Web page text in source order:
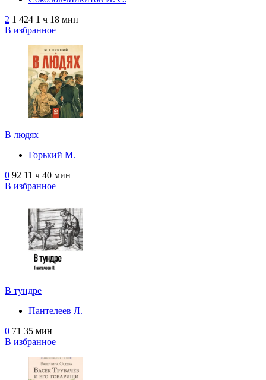
2 1 424 1 ч 18 мин
В избранное
В людях
Горький М.
0 92 11 ч 40 мин
В избранное
В тундре
Пантелеев Л.
0 71 35 мин
В избранное